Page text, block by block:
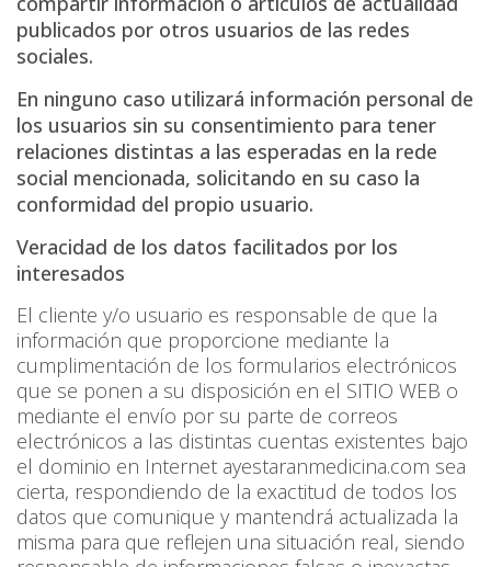
publicados por otros usuarios de las redes
sociales.
En ninguno caso utilizará información personal de
los usuarios sin su consentimiento para tener
relaciones distintas a las esperadas en la rede
social mencionada, solicitando en su caso la
conformidad del propio usuario.
Veracidad de los datos facilitados por los
interesados
El cliente y/o usuario es responsable de que la
información que proporcione mediante la
cumplimentación de los formularios electrónicos
que se ponen a su disposición en el SITIO WEB o
mediante el envío por su parte de correos
electrónicos a las distintas cuentas existentes bajo
el dominio en Internet ayestaranmedicina.com sea
cierta, respondiendo de la exactitud de todos los
datos que comunique y mantendrá actualizada la
misma para que reflejen una situación real, siendo